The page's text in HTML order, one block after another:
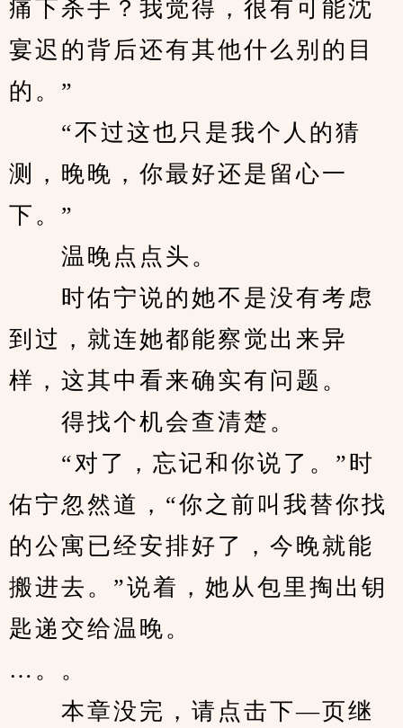
痛下杀手？我觉得，很有可能沈
宴迟的背后还有其他什么别的目
的。”
“不过这也只是我个人的猜
测，晚晚，你最好还是留心一
下。”
温晚点点头。
时佑宁说的她不是没有考虑
到过，就连她都能察觉出来异
样，这其中看来确实有问题。
得找个机会查清楚。
“对了，忘记和你说了。”时
佑宁忽然道，“你之前叫我替你找
的公寓已经安排好了，今晚就能
搬进去。”说着，她从包里掏出钥
匙递交给温晚。
…。。
本章没完，请点击下—页继